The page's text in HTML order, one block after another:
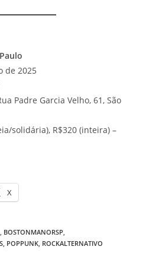
de 2025
Padre Garcia Velho, 61, São
solidária), R$320 (inteira) –
X
BOSTONMANORSP
POPPUNK ROCKALTERNATIVO